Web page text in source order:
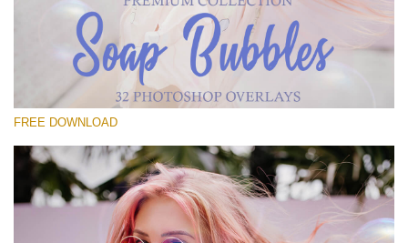
Free Bubbles Overlay #11
Small 800*533px
Soap Bubbles
(30 Overlays)
Fairy Tale (344 Overlays)
Large 6000*4000px
Entire Collection
FREE DOWNLOAD